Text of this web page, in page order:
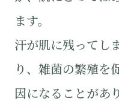
ます。
汗が肌に残ってし
り、雑菌の繁殖を
因になることがあ